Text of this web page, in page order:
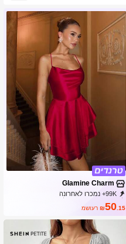
Glamine Charm
99K+ נמכרו לאחרונה
₪50.15 משוער